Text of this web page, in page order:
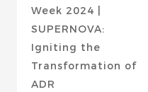
Week 2024 |
SUPERNOVA:
Igniting the
Transformation of
ADR